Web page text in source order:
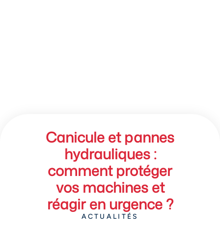
Canicule et pannes
hydrauliques :
comment protéger
vos machines et
réagir en urgence ?
ACTUALITÉS